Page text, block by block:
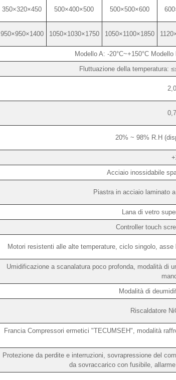
350×320×450 500×400×500 500×500×600
950×950×1400 1050×1030×1750 1050×1100×1850
Modello A: -20°C~+150°C
Fluttuazione della temperatura:
20% ~ 98% R.H
Acciaio inossidabile
Piastra in acciaio laminato
Lana di vetro
Controller touch
Motori resistenti alle alte temperature, ciclo singolo,
Umidificazione a scanalatura poco profonda, modalità di
Modalità di
Riscaldatore
Francia Compressori ermetici "TECUMSEH", modalità
Protezione da perdite e interruzioni, sovrapressione del
da sovraccarico con fusibile,